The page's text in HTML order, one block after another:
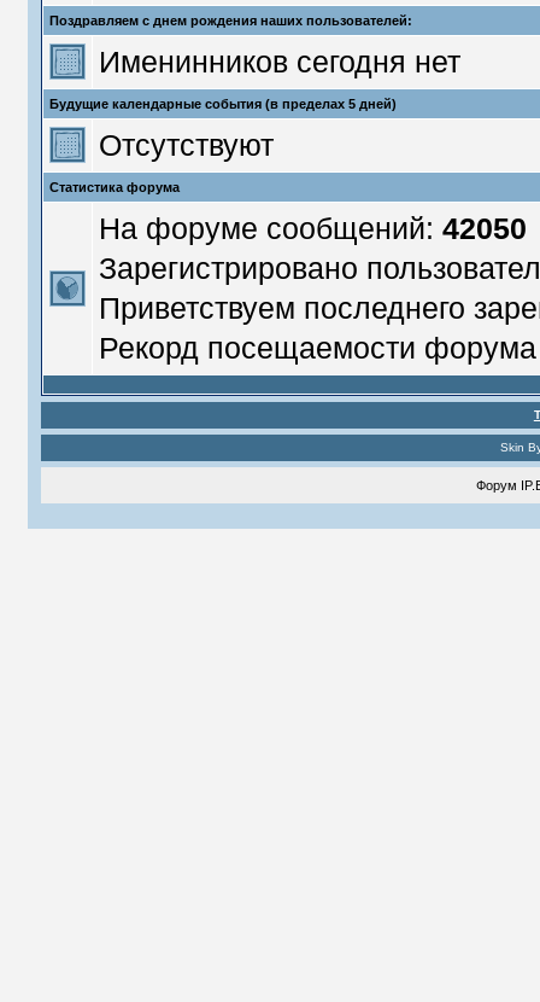
Поздравляем с днем рождения наших пользователей:
Именинников сегодня нет
Будущие календарные события (в пределах 5 дней)
Отсутствуют
Статистика форума
На форуме сообщений: 42050
Зарегистрировано
Приветствуем последнего
Рекорд посещаемости
Skin
Форум